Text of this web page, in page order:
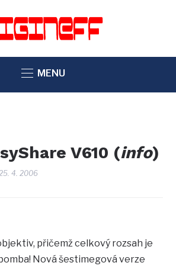
MENU
V610 (info)
4. 2006
přičemž celkový rozsah je
Nová šestimegová verze